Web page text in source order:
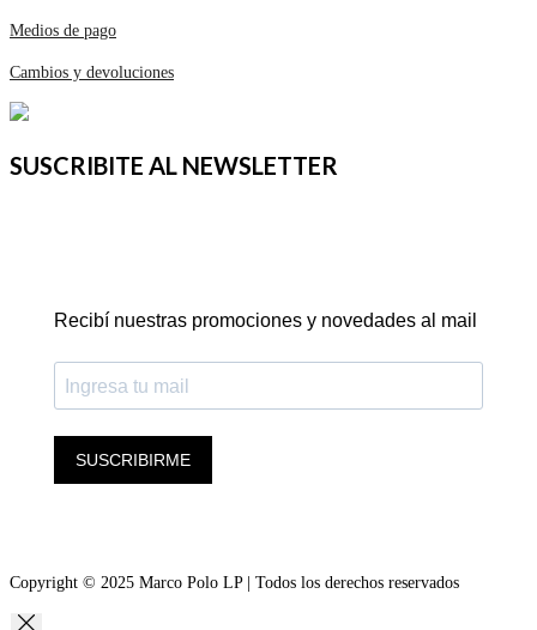
Medios de pago
Cambios y devoluciones
SUSCRIBITE AL NEWSLETTER
Recibí nuestras promociones y novedades al mail
SUSCRIBIRME
Copyright © 2025 Marco Polo LP | Todos los derechos reservados